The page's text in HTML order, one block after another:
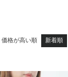
価格が高い順 新着順